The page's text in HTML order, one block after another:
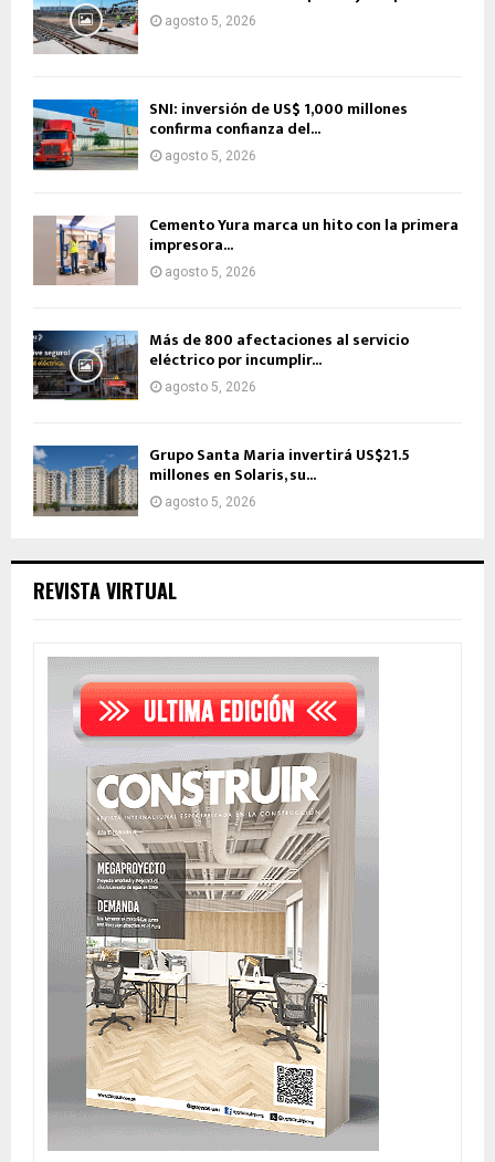
agosto 5, 2026
SNI: inversión de US$ 1,000 millones
confirma confianza del...
agosto 5, 2026
Cemento Yura marca un hito con la primera
impresora...
agosto 5, 2026
Más de 800 afectaciones al servicio
eléctrico por incumplir...
agosto 5, 2026
Grupo Santa Maria invertirá US$21.5
millones en Solaris, su...
agosto 5, 2026
REVISTA VIRTUAL